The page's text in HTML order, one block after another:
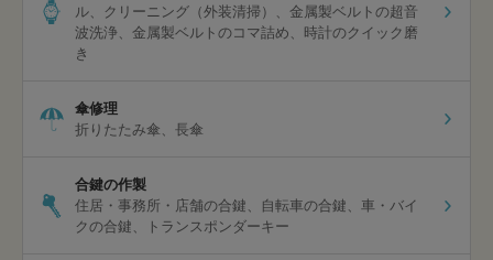
ル
クリーニング（外装清掃）
金属製ベルトの超音
波洗浄
金属製ベルトのコマ詰め
時計のクイック磨
き
傘修理
折りたたみ傘
長傘
合鍵の作製
住居・事務所・店舗の合鍵
自転車の合鍵
車・バイ
クの合鍵
トランスポンダーキー